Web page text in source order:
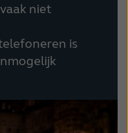
niet
is